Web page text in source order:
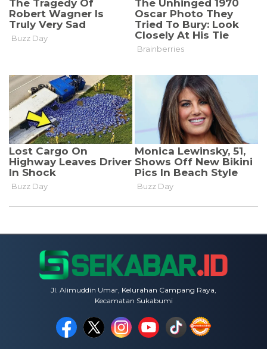
Jl. Alimuddin Umar, Kelurahan Campang Raya,
Kecamatan Sukabumi